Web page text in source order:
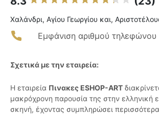
Χαλάνδρι, Αγίου Γεωργίου και,
Εμφάνιση αριθμού τηλεφώνου
Σχετικά με την εταιρεία:
Η εταιρεία Πινακες ESHOP-ART
μακρόχρονη παρουσία της στην ελληνική
σκηνή, έχοντας συμπληρώσει